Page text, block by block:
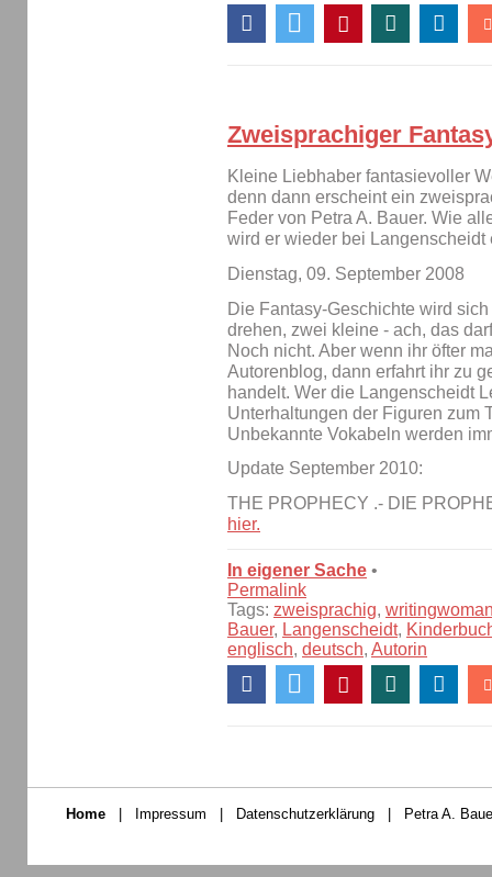
Zweisprachiger
Kleine Liebhaber fantasievoller
denn dann erscheint ein
Feder von Petra A. Bauer. Wie
wird er wieder bei Langenscheidt
Dienstag, 09. September 2008
Die Fantasy-Geschichte wird
drehen, zwei kleine - ach, das
Noch nicht. Aber wenn ihr öfter
Autorenblog, dann erfahrt ihr zu
handelt. Wer die Langenscheidt
Unterhaltungen der Figuren zum
Unbekannte Vokabeln werden
Update September 2010:
THE PROPHECY .- DIE
hier.
In eigener Sache •
Permalink
Tags: zweisprachig,
Bauer, Langenscheidt,
englisch, deutsch, Autorin
Home Impressum Datenschutzerklärung Petra A.